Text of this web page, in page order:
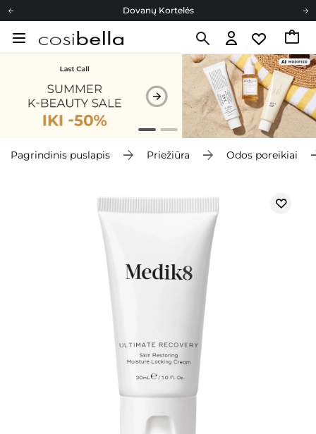
Dovanų Kortelės
Cosibella lojalumo programa
Dovanų Kortelės
Pagrindinis puslapis Priežiūra Odos poreikiai